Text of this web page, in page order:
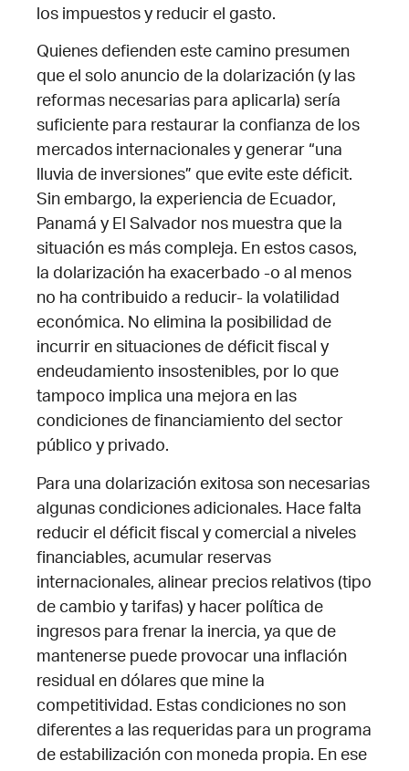
los impuestos y reducir el gasto.
Quienes defienden este camino presumen
que el solo anuncio de la dolarización (y las
reformas necesarias para aplicarla) sería
suficiente para restaurar la confianza de los
mercados internacionales y generar “una
lluvia de inversiones” que evite este déficit.
Sin embargo, la experiencia de Ecuador,
Panamá y El Salvador nos muestra que la
situación es más compleja. En estos casos,
la dolarización ha exacerbado -o al menos
no ha contribuido a reducir- la volatilidad
económica. No elimina la posibilidad de
incurrir en situaciones de déficit fiscal y
endeudamiento insostenibles, por lo que
tampoco implica una mejora en las
condiciones de financiamiento del sector
público y privado.
Para una dolarización exitosa son necesarias
algunas condiciones adicionales. Hace falta
reducir el déficit fiscal y comercial a niveles
financiables, acumular reservas
internacionales, alinear precios relativos (tipo
de cambio y tarifas) y hacer política de
ingresos para frenar la inercia, ya que de
mantenerse puede provocar una inflación
residual en dólares que mine la
competitividad. Estas condiciones no son
diferentes a las requeridas para un programa
de estabilización con moneda propia. En ese